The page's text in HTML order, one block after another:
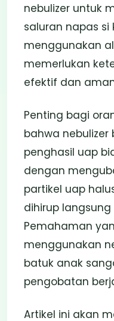
nebulizer untuk
saluran napas si
menggunakan
memerlukan
efektif dan
Penting bagi
bahwa
penghasil uap
dengan
partikel uap
dihirup
Pemahaman
menggunakan
batuk anak
pengobatan
Artikel ini akan